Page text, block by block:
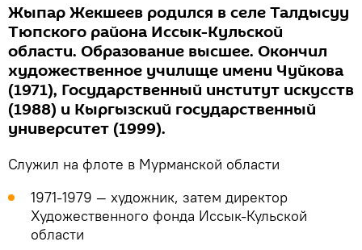
Жыпар Жекшеев родился в селе Талдысуу
Тюпского района Иссык-Кульской
области. Образование высшее. Окончил
художественное училище имени Чуйкова
(1971), Государственный институт искусств
(1988) и Кыргызский государственный
университет (1999).
Служил на флоте в Мурманской области
1971-1979 — художник, затем директор
Художественного фонда Иссык-Кульской
области